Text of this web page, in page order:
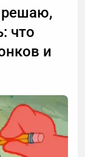
решаю,
что
и